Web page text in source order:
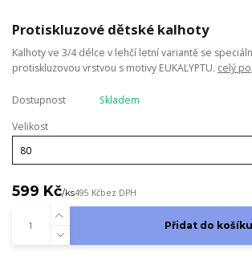
Protiskluzové dětské kalhoty
Kalhoty ve 3/4 délce v lehčí letní variantě se
protiskluzovou vrstvou s motivy EUKALYPTU. celý
Dostupnost
Skladem
Velikost
599 Kč/ks495 Kčbez DPH
Přidat do košíku